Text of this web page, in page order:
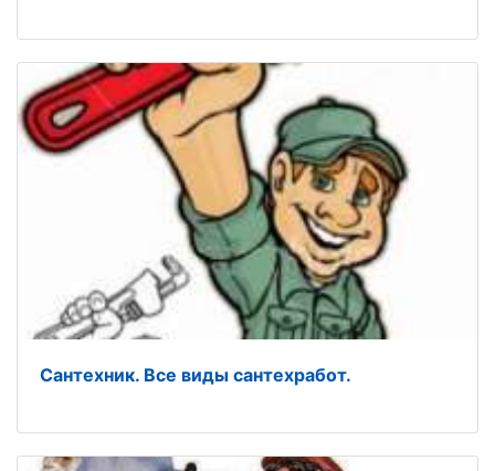
Сантехник. Все виды сантехработ.